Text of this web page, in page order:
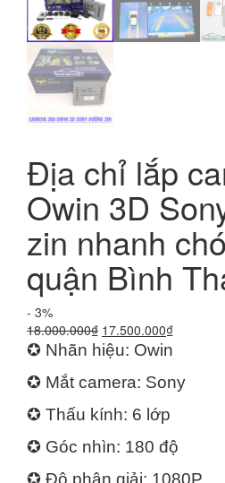
Địa chỉ lắp
Owin 3D
zin nhanh
quận Bình
- 3%
18.000.000₫ Giá
gốc
18.000.000₫.
17.500.000₫Giá
là:
✪ Nhãn hiệu: Owin
✪ Mắt camera: Sony
✪ Thấu kính: 6 lớp
✪ Góc nhìn: 180 độ
✪ Độ phân giải: 1080P.